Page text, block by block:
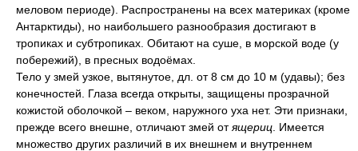
меловом периоде). Распространены на всех материках (кроме
Антарктиды), но наибольшего разнообразия достигают в
тропиках и субтропиках. Обитают на суше, в морской воде (у
побережий), в пресных водоёмах.
Тело у змей узкое, вытянутое, дл. от 8 см до 10 м (удавы); без
конечностей. Глаза всегда открыты, защищены прозрачной
кожистой оболочкой – веком, наружного уха нет. Эти признаки,
прежде всего внешне, отличают змей отящериц . Имеется
множество других различий в их внешнем и внутреннем